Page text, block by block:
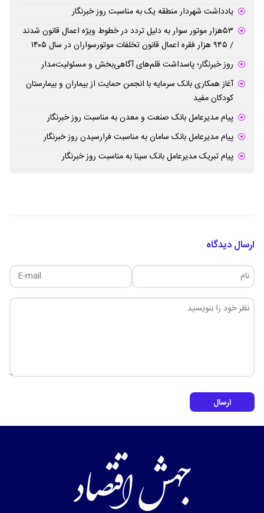
یادداشت شهردار منطقه یک به مناسبت روز خبرنگار
۵۳هزار موتور سوار به دلیل تردد در خطوط ویژه اعمال قانون شدند
/ ۹۴۵ هزار فقره اعمال قانون تخلفات موتورسواران در سال ۱۴۰۵
روز خبرنگار؛ پاسداشت قلم‌های آگاهی‌بخش و مسئولیت‌مدار
آغاز همکاری بانک سرمایه با انجمن حمایت از بیماران و بیمارستان
کودکان مفید
پیام مدیرعامل بانک صنعت و معدن به مناسبت روز خبرنگار
پیام مدیرعامل بانک سامان به مناسبت فرارسیدن روز خبرنگار
پیام تبریک مدیرعامل بانک سینا به مناسبت روز خبرنگار
ارسال دیدگاه
ارسال